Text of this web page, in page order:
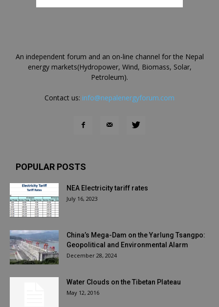
An independent forum and an on-line channel for the Nepal
energy markets(Hydropower, Wind, Biomass, Solar,
Petroleum).
Contact us: info@nepalenergyforum.com
POPULAR POSTS
NEA Electricity tariff rates
July 16, 2023
China’s Mega-Dam on the Yarlung Tsangpo:
Geopolitical and Environmental Alarm
December 28, 2024
Water Clouds on the Tibetan Plateau
May 12, 2016